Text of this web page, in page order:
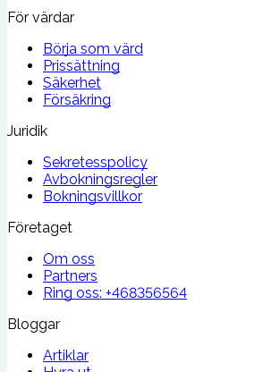
För värdar
Börja som värd
Prissättning
Säkerhet
Försäkring
Juridik
Sekretesspolicy
Avbokningsregler
Bokningsvillkor
Företaget
Om oss
Partners
Ring oss: +468356564
Bloggar
Artiklar